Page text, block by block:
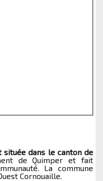
située dans le canton de
de Quimper et fait
La commune
Cornouaille.